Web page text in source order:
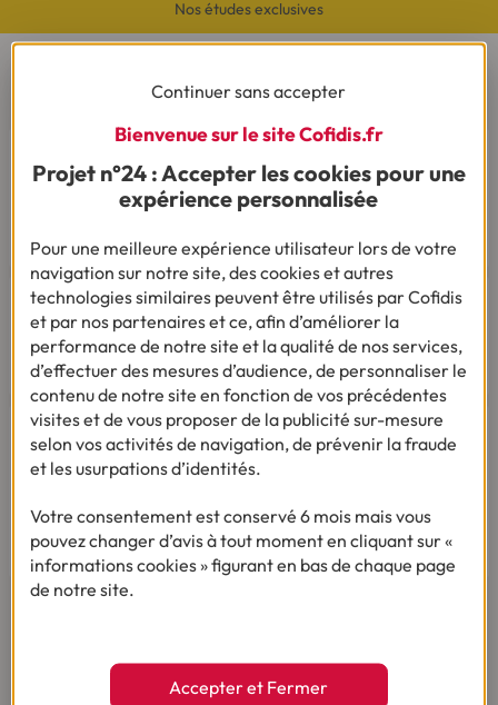
Nos études exclusives
CONTACTEZ-NOUS
Par téléphone
Du lundi au vendredi de 8h00 à 19h00
Le samedi de 8h00 à 14h00.
opérateur).
Par mail
Vous êtes sourd ou malentendant
Dialoguez par écrit ou en Langue Des Signes
Du lundi au vendredi de 9h à 12h et de 14h à
18h
Continuer sans accepter
Bienvenue sur le site Cofidis.fr
Projet n°24 : Accepter les cookies pour une
expérience personnalisée
Pour une meilleure expérience utilisateur lors de votre
navigation sur notre site, des cookies et autres
technologies similaires peuvent être utilisés par Cofidis
et par nos partenaires et ce, afin d’améliorer la
performance de notre site et la qualité de nos services,
d’effectuer des mesures d’audience, de personnaliser le
contenu de notre site en fonction de vos précédentes
visites et de vous proposer de la publicité sur-mesure
selon vos activités de navigation, de prévenir la fraude
et les usurpations d’identités.
Votre consentement est conservé 6 mois mais vous
pouvez changer d’avis à tout moment en cliquant sur «
informations cookies » figurant en bas de chaque page
de notre site.
Accepter et Fermer